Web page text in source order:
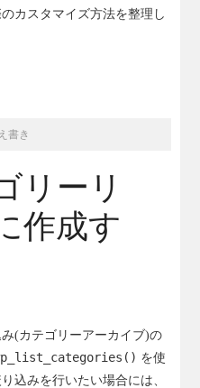
カスタマイズ方法を整理し
書き
リーリ
作成す
(カテゴリーアーカイブ)の
を使
込みを行いたい場合には、